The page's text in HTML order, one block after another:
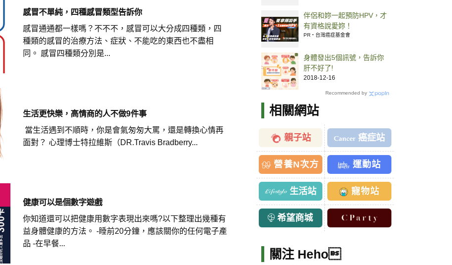
感冒不單純，四種感冒類型告訴你
感冒通通都一樣嗎？不不不，感冒可以大分成四種類，四
種類的感冒的治療方法、症狀、不能吃的東西也不盡相
同。 感冒四種類分別是...
生活更快樂，高情商的人不做9件事
當生活遇到不順時，你是會氣匆匆大罵，還是轉換心情再
面對？ 心理博士特拉維斯（DR.Travis Bradberry...
健康可以是個數字遊戲
你知道還可以把健康用數字表現出來嗎?以下整理出幾種有
益身體健康的方法。 -睡前20分鐘，應該關你的任何電子產
品 -在早餐...
伴侶和妳一起預防HPV，才
有資格說愛妳！
PR・台灣癌症基金會
身體發出5個訊號，告訴你
肝不好了!
2018-12-16
Recommended by
相關網站
親子站 癌症站
營養N次方 運動站
生活站 寵物站
希望商城
關注 Heho